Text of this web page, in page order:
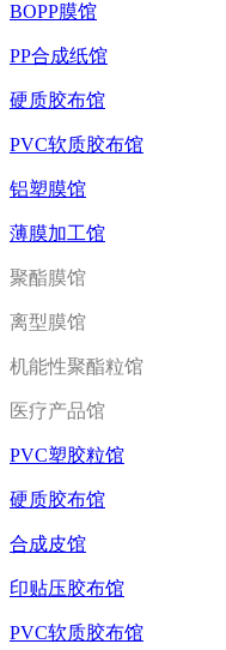
BOPP膜馆
PP合成纸馆
硬质胶布馆
PVC软质胶布馆
铝塑膜馆
薄膜加工馆
聚酯膜馆
离型膜馆
机能性聚酯粒馆
医疗产品馆
PVC塑胶粒馆
硬质胶布馆
合成皮馆
印贴压胶布馆
PVC软质胶布馆